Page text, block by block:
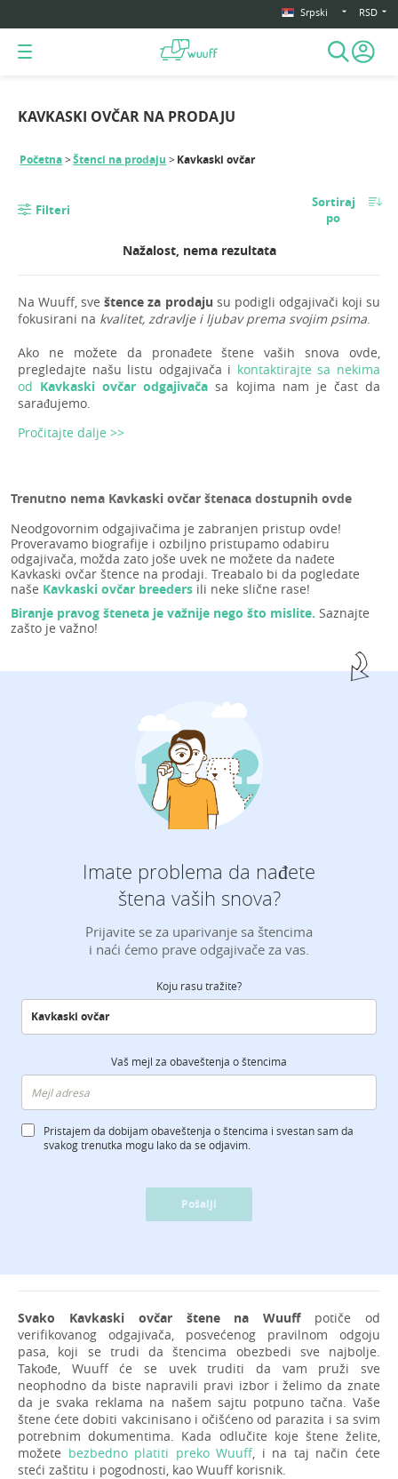
Srpski RSD
KAVKASKI OVČAR NA PRODAJU
Početna Štenci na prodaju Kavkaski ovčar
Filteri
Sortiraj
po
Nažalost, nema rezultata
Na Wuuff, sveštence za prodaju su podigli odgajivači koji su
fokusirani na kvalitet, zdravlje i ljubav prema svojim psima.
Ako ne možete da pronađete štene vaših snova ovde,
pregledajte našu listu odgajivača i kontaktirajte sa nekima
od Kavkaski ovčar odgajivača sa kojima nam je čast da
sarađujemo.
Pročitajte dalje >>
Trenutno nema Kavkaski ovčar štenaca dostupnih ovde
Neodgovornim odgajivačima je zabranjen pristup ovde!
Proveravamo biografije i ozbiljno pristupamo odabiru
odgajivača, možda zato joše uvek ne možete da nađete
Kavkaski ovčar štence na prodaji. Treabalo bi da pogledate
naše Kavkaski ovčar breeders ili neke slične rase!
Biranje pravog šteneta je važnije nego što mislite. Saznajte
zašto je važno!
Imate problema da nađete
štena vaših snova?
Prijavite se za uparivanje sa štencima
i naći ćemo prave odgajivače za vas.
Koju rasu tražite?
Vaš mejl za obaveštenja o štencima
Pristajem da dobijam obaveštenja o štencima i svestan sam da
svakog trenutka mogu lako da se odjavim.
Pošalji
Svako Kavkaski ovčar štene na Wuuffpotiče od
verifikovanog odgajivača, posvećenog pravilnom odgoju
pasa, koji se trudi da štencima obezbedi sve najbolje.
Takođe, Wuuff će se uvek truditi da vam pruži sve
neophodno da biste napravili pravi izbor i želimo da znate
da je svaka reklama na našem sajtu potpuno tačna. Vaše
štene ćete dobiti vakcinisano i očišćeno od parazita i sa svim
potrebnim dokumentima. Kada odlučite koje štene želite,
možete bezbedno platiti preko Wuuff, i na taj način ćete
steći zaštitu i pogodnosti, kao Wuuff korisnik.